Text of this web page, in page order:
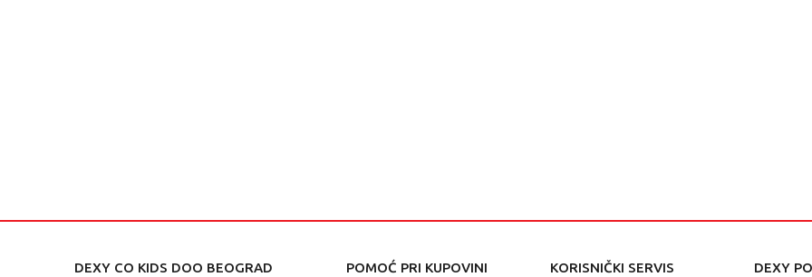
DEXY CO KIDS DOO BEOGRAD POMOĆ PRI KUPOVINI KORISNIČKI SERVIS DEXY